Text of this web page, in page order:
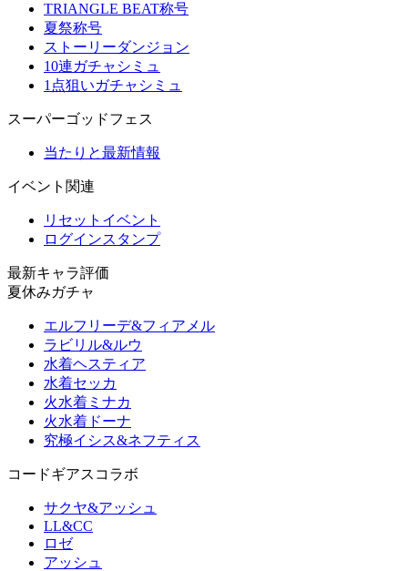
TRIANGLE BEAT称号
夏祭称号
ストーリーダンジョン
10連ガチャシミュ
1点狙いガチャシミュ
スーパーゴッドフェス
当たりと最新情報
イベント関連
リセットイベント
ログインスタンプ
最新キャラ評価
夏休みガチャ
エルフリーデ&フィアメル
ラビリル&ルウ
水着ヘスティア
水着セッカ
火水着ミナカ
火水着ドーナ
究極イシス&ネフティス
コードギアスコラボ
サクヤ&アッシュ
LL&CC
ロゼ
アッシュ